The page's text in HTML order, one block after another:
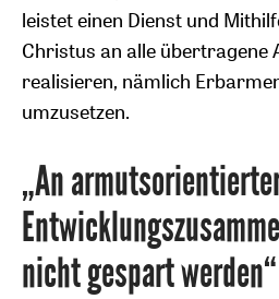
leistet einen Dienst und
Christus an alle übertragene
realisieren, nämlich
umzusetzen.
„An
nicht gespart werden“